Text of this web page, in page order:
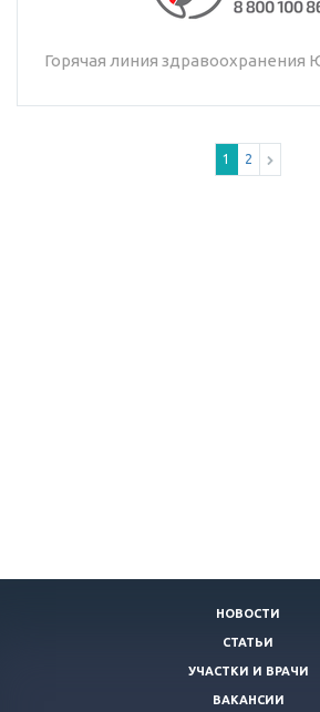
Горячая линия здравоохранения
1 2
НОВОСТИ
СТАТЬИ
УЧАСТКИ И ВРАЧИ
ВАКАНСИИ